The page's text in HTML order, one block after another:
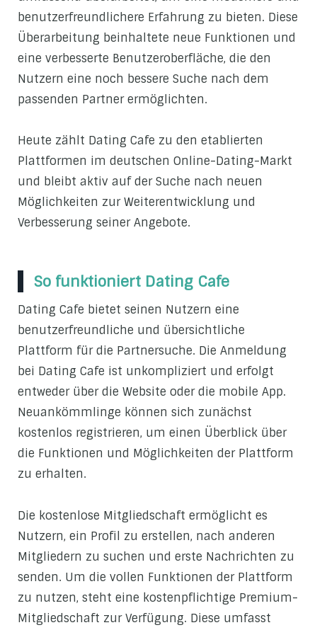
benutzerfreundlichere Erfahrung zu bieten. Diese
Überarbeitung beinhaltete neue Funktionen und
eine verbesserte Benutzeroberfläche, die den
Nutzern eine noch bessere Suche nach dem
passenden Partner ermöglichten.
Heute zählt Dating Cafe zu den etablierten
Plattformen im deutschen Online-Dating-Markt
und bleibt aktiv auf der Suche nach neuen
Möglichkeiten zur Weiterentwicklung und
Verbesserung seiner Angebote.
So funktioniert Dating Cafe
Dating Cafe bietet seinen Nutzern eine
benutzerfreundliche und übersichtliche
Plattform für die Partnersuche. Die Anmeldung
bei Dating Cafe ist unkompliziert und erfolgt
entweder über die Website oder die mobile App.
Neuankömmlinge können sich zunächst
kostenlos registrieren, um einen Überblick über
die Funktionen und Möglichkeiten der Plattform
zu erhalten.
Die kostenlose Mitgliedschaft ermöglicht es
Nutzern, ein Profil zu erstellen, nach anderen
Mitgliedern zu suchen und erste Nachrichten zu
senden. Um die vollen Funktionen der Plattform
zu nutzen, steht eine kostenpflichtige Premium-
Mitgliedschaft zur Verfügung. Diese umfasst